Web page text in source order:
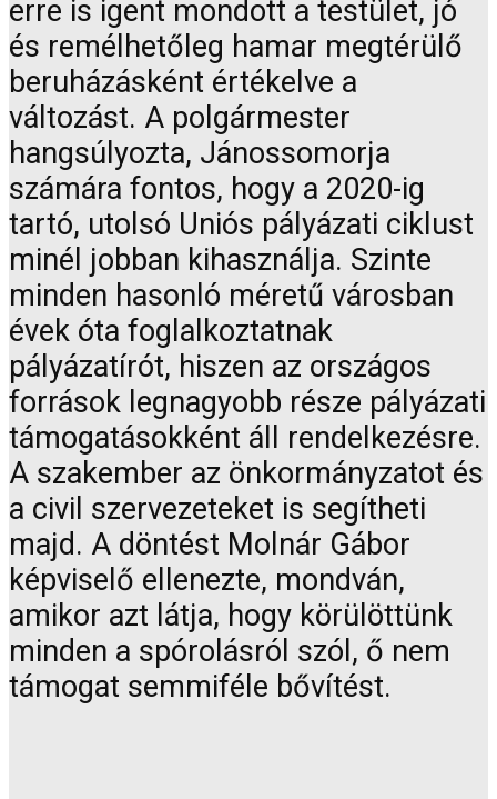
erre is igent mondott a testület, jó
és remélhetőleg hamar megtérülő
beruházásként értékelve a
változást. A polgármester
hangsúlyozta, Jánossomorja
számára fontos, hogy a 2020-ig
tartó, utolsó Uniós pályázati ciklust
minél jobban kihasználja. Szinte
minden hasonló méretű városban
évek óta foglalkoztatnak
pályázatírót, hiszen az országos
források legnagyobb része pályázati
támogatásokként áll rendelkezésre.
A szakember az önkormányzatot és
a civil szervezeteket is segítheti
majd. A döntést Molnár Gábor
képviselő ellenezte, mondván,
amikor azt látja, hogy körülöttünk
minden a spórolásról szól, ő nem
támogat semmiféle bővítést.